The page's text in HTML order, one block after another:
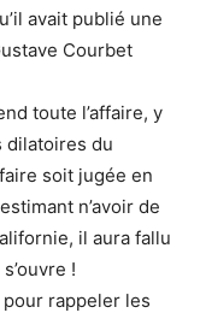
avait publié une
Courbet
toute l’affaire, y
du
soit jugée en
n’avoir de
il aura fallu
!
rappeler les